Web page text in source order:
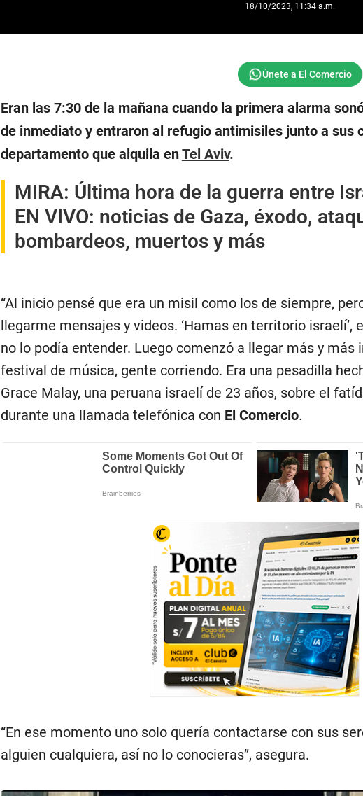
18/10/2023, 11:34 a.m.
Eran las 7:30 de la mañana cuando la primera alarma
de inmediato y entraron al refugio antimisiles junto a sus
departamento que alquila enTel Aviv.
MIRA: Última hora de la guerra entre
EN VIVO: noticias de Gaza, éxodo,
bombardeos, muertos y más
“Al inicio pensé que era un misil como los de siempre,
llegarme mensajes y videos. ‘Hamas en territorio israelí’,
no lo podía entender. Luego comenzó a llegar más y más
festival de música, gente corriendo. Era una pesadilla
Grace Malay, una peruana israelí de 23 años, sobre el
durante una llamada telefónica con El Comercio.
“En ese momento uno solo quería contactarse con sus
alguien cualquiera, así no lo conocieras”, asegura.